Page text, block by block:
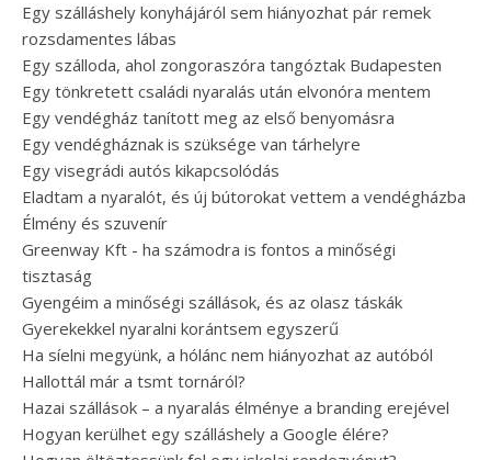
Egy szálláshely konyhájáról sem hiányozhat pár remek
rozsdamentes lábas
Egy szálloda, ahol zongoraszóra tangóztak Budapesten
Egy tönkretett családi nyaralás után elvonóra mentem
Egy vendégház tanított meg az első benyomásra
Egy vendégháznak is szüksége van tárhelyre
Egy visegrádi autós kikapcsolódás
Eladtam a nyaralót, és új bútorokat vettem a vendégházba
Élmény és szuvenír
Greenway Kft - ha számodra is fontos a minőségi
tisztaság
Gyengéim a minőségi szállások, és az olasz táskák
Gyerekekkel nyaralni korántsem egyszerű
Ha síelni megyünk, a hólánc nem hiányozhat az autóból
Hallottál már a tsmt tornáról?
Hazai szállások – a nyaralás élménye a branding erejével
Hogyan kerülhet egy szálláshely a Google élére?